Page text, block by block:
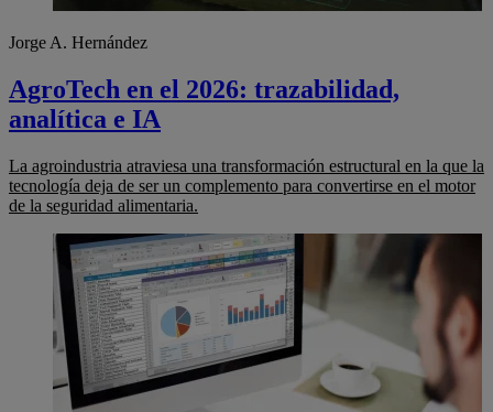
Jorge A. Hernández
AgroTech en el 2026: trazabilidad,
analítica e IA
La agroindustria atraviesa una transformación estructural en la que la
tecnología deja de ser un complemento para convertirse en el motor
de la seguridad alimentaria.